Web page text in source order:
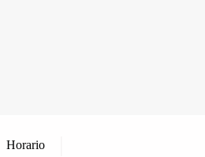
Horario